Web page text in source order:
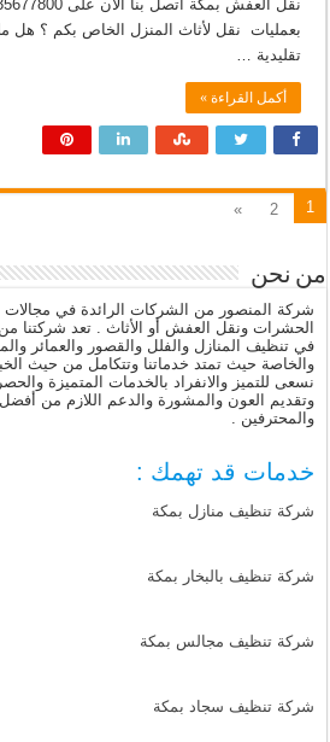
بعمليات نقل لأثاث المنزل الخاص بكم ؟ هل
تقليدية …
أكمل القراءة »
1
2
»
من نحن
شركة المنصور من الشركات الرائدة في مجالات
الحشرات ونقل العفش أو الأثاث . تعد
في تنظيف المنازل والفلل والقصور والعمائر
والخاصة حيث تمتد خدماتنا وتتكامل من حيث
نسعى للتميز والانفراد بالخدمات المتميزة
وتقديم العون والمشورة والدعم اللازم من
والمحترفين .
خدمات قد تهمك :
شركة تنظيف منازل بمكة
شركة تنظيف بالبخار بمكة
شركة تنظيف مجالس بمكة
شركة تنظيف سجاد بمكة